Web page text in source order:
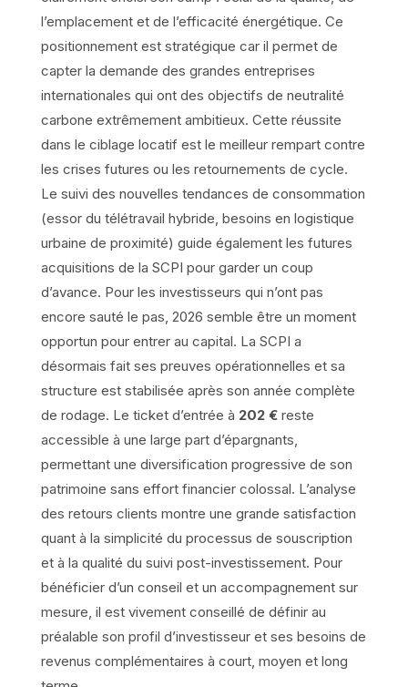
l’emplacement et de l’efficacité énergétique. Ce
positionnement est stratégique car il permet de
capter la demande des grandes entreprises
internationales qui ont des objectifs de neutralité
carbone extrêmement ambitieux. Cette réussite
dans le ciblage locatif est le meilleur rempart contre
les crises futures ou les retournements de cycle.
Le suivi des nouvelles tendances de consommation
(essor du télétravail hybride, besoins en logistique
urbaine de proximité) guide également les futures
acquisitions de la SCPI pour garder un coup
d’avance. Pour les investisseurs qui n’ont pas
encore sauté le pas, 2026 semble être un moment
opportun pour entrer au capital. La SCPI a
désormais fait ses preuves opérationnelles et sa
structure est stabilisée après son année complète
de rodage. Le ticket d’entrée à 202 €reste
accessible à une large part d’épargnants,
permettant une diversification progressive de son
patrimoine sans effort financier colossal. L’analyse
des retours clients montre une grande satisfaction
quant à la simplicité du processus de souscription
et à la qualité du suivi post-investissement. Pour
bénéficier d’un conseil et un accompagnement sur
mesure, il est vivement conseillé de définir au
préalable son profil d’investisseur et ses besoins de
revenus complémentaires à court, moyen et long